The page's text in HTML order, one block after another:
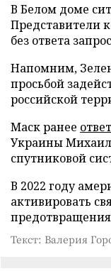
В Белом доме
Представители
без ответа
Напомним,
просьбой
российской
Маск ранее
Украины
спутниковой
В 2022 году
активировать
Текст: Валерия